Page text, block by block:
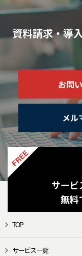
資料請求・導
お問
メル
FREE
サービ
無料
TOP
サービス一覧